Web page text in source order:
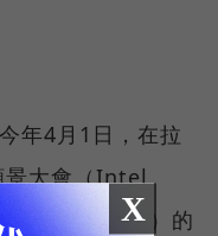
年4月1日，在拉
景大會（Intel
場公開演講）的
X